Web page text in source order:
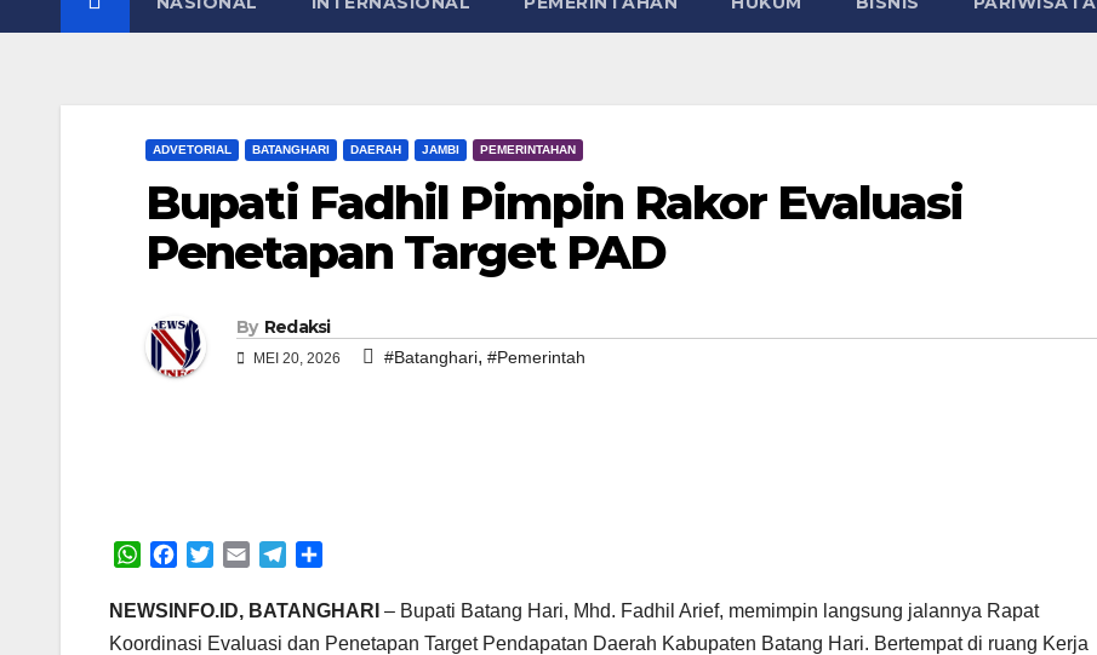
ADVETORIAL BATANGHARI DAERAH JAMBI PEMERINTAHAN
Bupati Fadhil Pimpin Rakor Evaluasi
Penetapan Target PAD
By Redaksi
MEI 20, 2026 #Batanghari, #Pemerintah
W
a
c
i
t
a
l
e
a
r
NEWSINFO.ID, BATANGHARI – Bupati Batang Hari, Mhd. Fadhil Arief, memimpin langsung jalannya Rapat
Koordinasi Evaluasi dan Penetapan Target Pendapatan Daerah Kabupaten Batang Hari. ‎Bertempat di ruang Kerja